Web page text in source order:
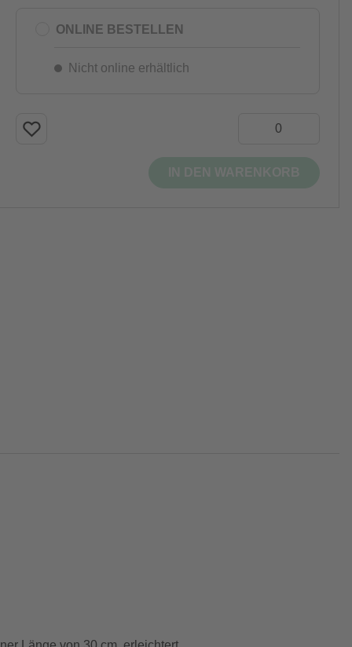
ONLINE BESTELLEN
Nicht online erhältlich